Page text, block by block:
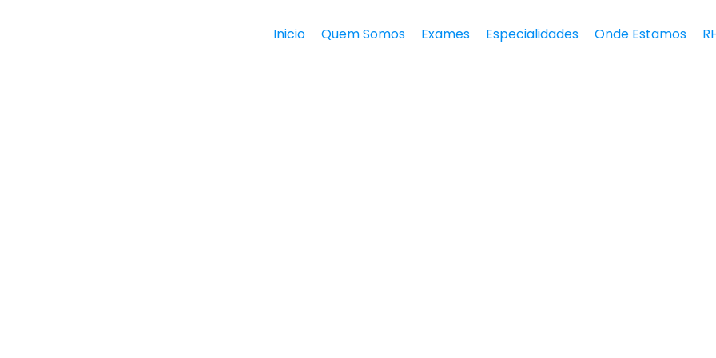
Inicio Quem Somos Exames Especialidades Onde Estamos